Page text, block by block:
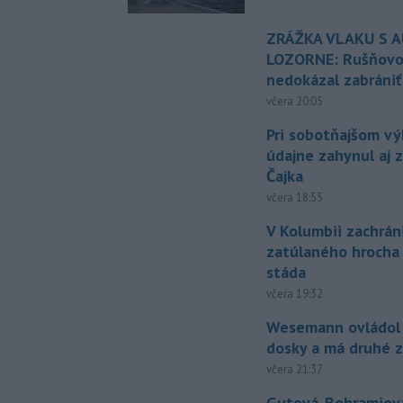
ZRÁŽKA VLAKU S
LOZORNE:
nedokázal zabrániť
včera 20:05
Pri sobotňajšom
údajne zahynul aj
Čajka
včera 18:55
V Kolumbii
zatúlaného hrocha
stáda
včera 19:32
Wesemann
dosky a má druhé
včera 21:37